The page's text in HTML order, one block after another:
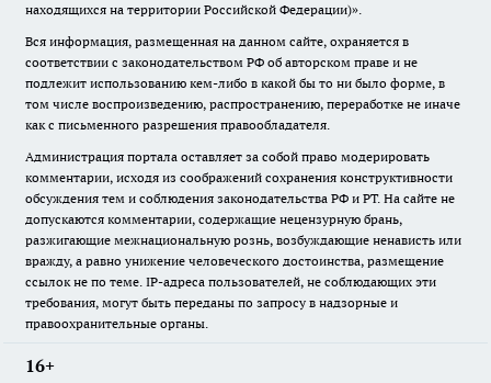
находящихся на территории Российской Федерации)».
Вся информация, размещенная на данном сайте, охраняется в
соответствии с законодательством РФ об авторском праве и не
подлежит использованию кем-либо в какой бы то ни было форме, в
том числе воспроизведению, распространению, переработке не иначе
как с письменного разрешения правообладателя.
Администрация портала оставляет за собой право модерировать
комментарии, исходя из соображений сохранения конструктивности
обсуждения тем и соблюдения законодательства РФ и РТ. На сайте не
допускаются комментарии, содержащие нецензурную брань,
разжигающие межнациональную рознь, возбуждающие ненависть или
вражду, а равно унижение человеческого достоинства, размещение
ссылок не по теме. IP-адреса пользователей, не соблюдающих эти
требования, могут быть переданы по запросу в надзорные и
правоохранительные органы.
16+